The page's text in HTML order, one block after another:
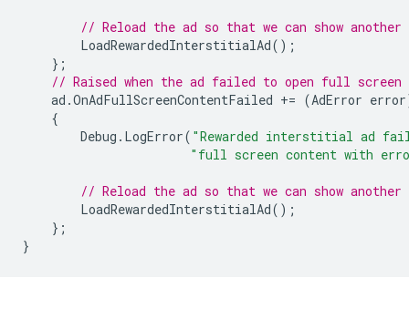
// Reload the ad so that we can show
LoadRewardedInterstitialAd();
};
// Raised when the ad failed to open full screen
ad .OnAdFullScreenContentFailed += (AdError error
{
Debug . LogError( "Rewarded interstitial ad
"full screen content with
// Reload the ad so that we can show
LoadRewardedInterstitialAd();
};
}